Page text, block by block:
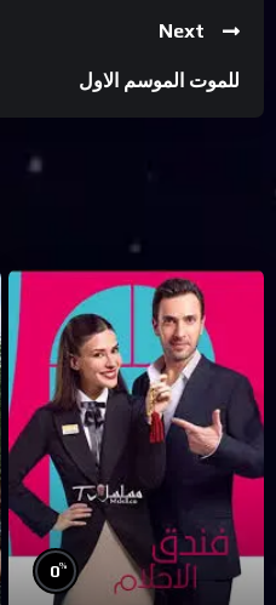
Next
للموت الموسم الاول
0%